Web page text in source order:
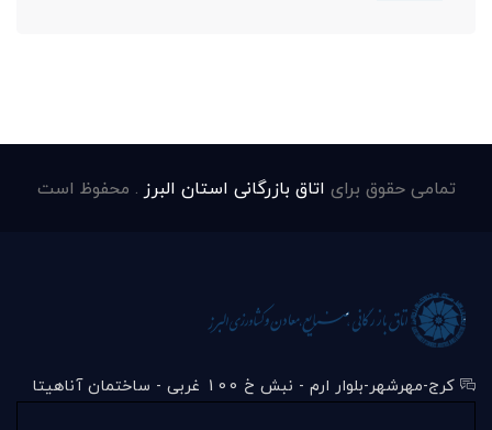
تمامی حقوق برای اتاق بازرگانی استان البرز . محفوظ است
کرج-مهرشهر-بلوار ارم - نبش خ 100 غربی - ساختمان آناهیتا